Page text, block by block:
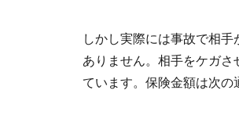
しかし実際には事故で相
ありません。相手をケガ
ています。保険金額は次の